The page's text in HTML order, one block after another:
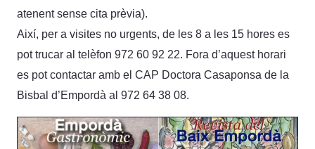
atenent sense cita prèvia).
Així, per a visites no urgents, de les 8 a les 15 hores es
pot trucar al telèfon 972 60 92 22. Fora d’aquest horari
es pot contactar amb el CAP Doctora Casaponsa de la
Bisbal d’Empordà al 972 64 38 08.